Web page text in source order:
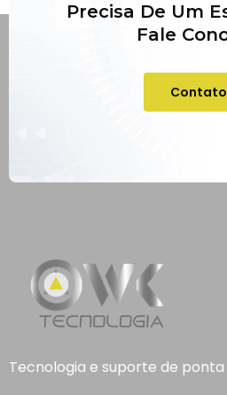
Precisa De Um
Fale
Contato
Tecnologia e suporte de ponta